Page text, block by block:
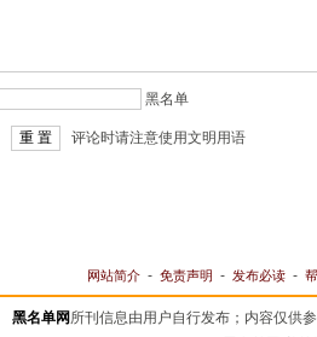
黑名单
评论时请注意使用文明用语
网站简介 - 免责声明 - 发布必读 -
黑名单网 所刊信息由用户自行发布；内容仅供